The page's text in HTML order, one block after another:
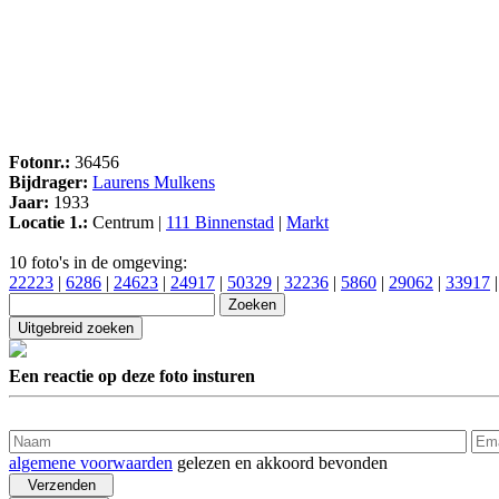
Fotonr.: 36456
Bijdrager: Laurens Mulkens
Jaar: 1933
Locatie 1.: Centrum | 111 Binnenstad Markt
10 foto's in de omgeving:
22223
6286 24623 24917 50329 32236 5860 29062 33917
Een reactie op deze foto insturen
algemene voorwaarden gelezen en akkoord bevonden